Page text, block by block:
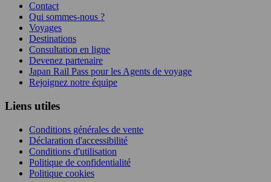
Contact
Qui sommes-nous ?
Voyages
Destinations
Consultation en ligne
Devenez partenaire
Japan Rail Pass pour les Agents de voyage
Rejoignez notre équipe
Liens utiles
Conditions générales de vente
Déclaration d'accessibilité
Conditions d'utilisation
Politique de confidentialité
Politique cookies